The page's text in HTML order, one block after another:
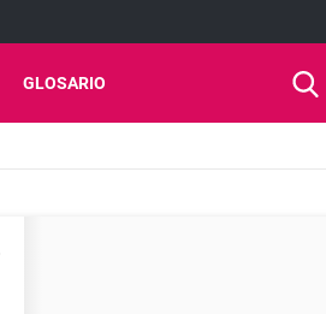
GLOSARIO